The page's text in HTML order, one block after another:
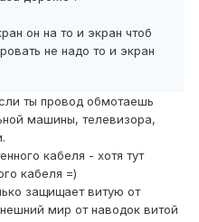
он на то и экран чтоб
не надо то и экран
ты провод обмотаешь
машины, телевизора,
кабеля - хотя тут
кабеля =)
защищает витую от
мир от наводок витой